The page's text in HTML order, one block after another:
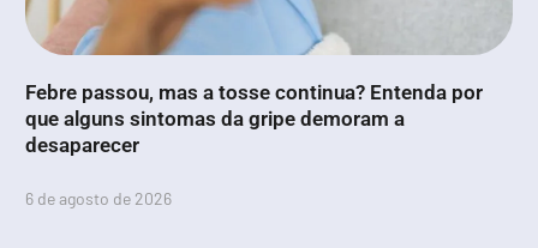
Febre passou, mas a tosse continua? Entenda por
que alguns sintomas da gripe demoram a
desaparecer
6 de agosto de 2026